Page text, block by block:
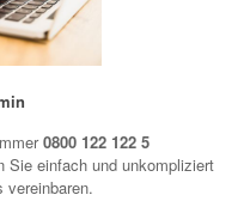
0800 122 122 5
Sie einfach und unkompliziert
vereinbaren.